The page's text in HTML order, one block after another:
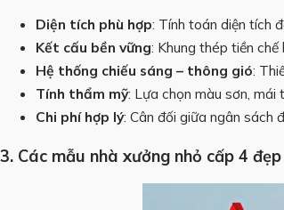
Diện tích phù hợp: Tính toán diện tích
Kết cấu bền vững: Khung thép tiền
Hệ thống chiếu sáng – thông gió:
Tính thẩm mỹ: Lựa chọn màu sơn, mái
Chi phí hợp lý: Cân đối giữa ngân sách
3. Các mẫu nhà xưởng nhỏ cấp 4